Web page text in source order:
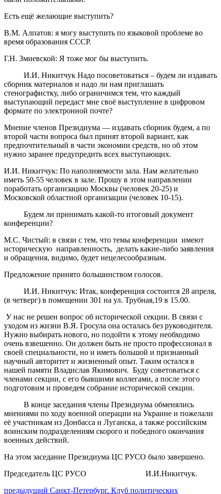
Есть ещё желающие выступить?
В.М. Алпатов: я могу выступить по языковой проблеме во
время образования СССР.
Г.Н. Змиевской: Я тоже мог бы выступить.
И.И. Никитчук Надо посоветоваться – будем ли издавать
сборник материалов и надо ли нам приглашать
стенографистку, либо ограничимся тем, что каждый
выступающий передаст мне своё выступление в цифровом
формате по электронной почте?
Мнение членов Президиума — издавать сборник будем, а по
второй части вопроса был принят второй вариант, как
предпочтительный в части экономии средств, но об этом
нужно заранее предупредить всех выступающих.
И.И. Никитчук: По наполняемости зала. Нам желательно
иметь 50-55 человек в зале. Прошу в этом направлении
поработать организацию Москвы (человек 20-25) и
Московской областной организации (человек 10-15).
Будем ли принимать какой-то итоговый документ
конференции?
М.С. Чистый: в связи с тем, что темы конференции имеют
историческую направленность, делать какие-либо заявления
и обращения, видимо, будет нецелесообразным.
Предложение принято большинством голосов.
И.И. Никитчук: Итак, конференция состоится 28 апреля,
(в четверг) в помещении 301 на ул. Трубная,19 в 15.00.
У нас не решен вопрос об исторической секции. В связи с
уходом из жизни В.Я. Гросула она осталась без руководителя.
Нужно выбирать нового, но подойти к этому необходимо
очень взвешенно. Он должен быть не просто профессионал в
своей специальности, но и иметь большой и признанный
научный авторитет и жизненный опыт. Таким остался в
нашей памяти Владислав Якимович. Буду советоваться с
членами секции, с его бывшими коллегами, а после этого
подготовим и проведем собрание исторической секции.
В конце заседания члены Президиума обменялись
мнениями по ходу военной операции на Украине и пожелали
её участникам из Донбасса и Луганска, а также российским
воинским подразделениям скорого и победного окончания
военных действий.
На этом заседание Президиума ЦС РУСО было завершено.
Председатель ЦС РУСО И.И.Никитчук.
предыдущий Предыдущий
Санкт-Петербург. Клуб политических